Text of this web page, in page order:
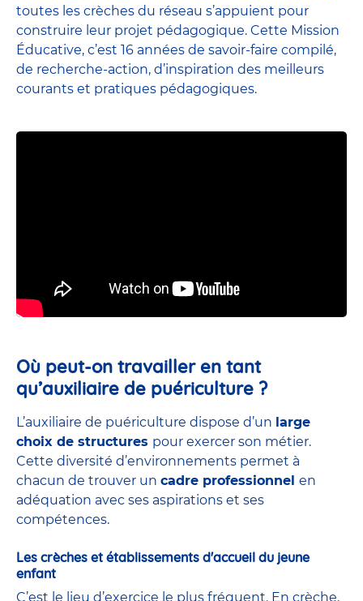
toutes les crèches du réseau s’appuient pour
construire leur projet pédagogique. Cette Mission
Éducative, c’est 16 années de savoir-faire compilé,
de recherche-action, d’inspiration des meilleurs
courants et pratiques pédagogiques.
Où peut-on travailler en tant
qu’auxiliaire de puériculture ?
L’auxiliaire de puériculture dispose d’un large
choix de structures pour exercer son métier.
Cette diversité d’environnements permet à
chacun de trouver un cadre professionnel en
adéquation avec ses aspirations et ses
compétences.
Les crèches et établissements d'accueil du jeune
enfant
C’est le lieu d’exercice le plus fréquent. En crèche,